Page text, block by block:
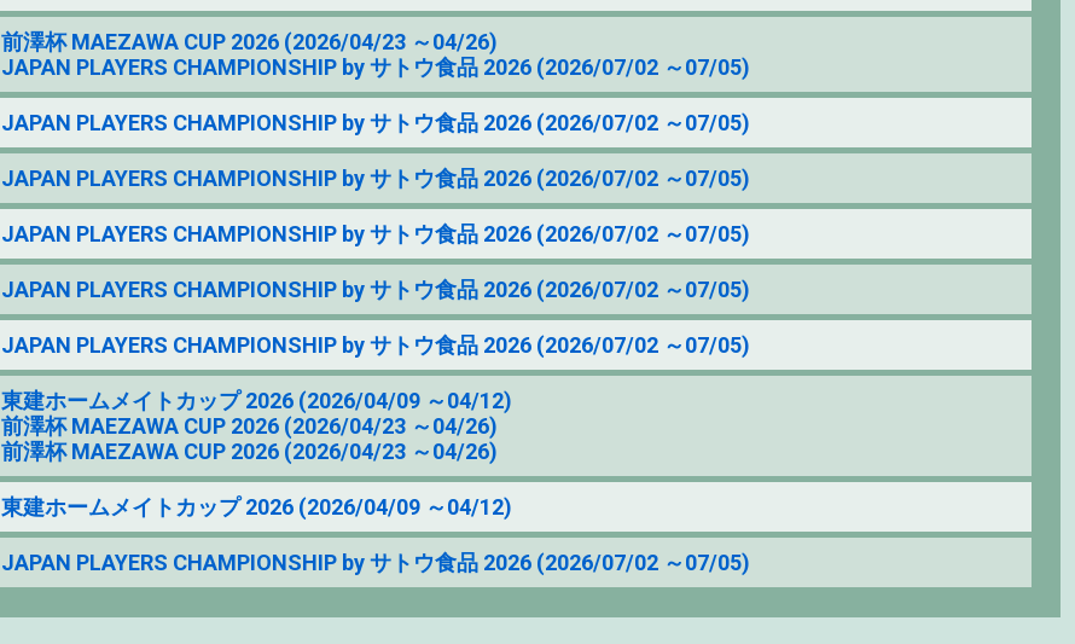
前澤杯 MAEZAWA CUP 2026 (2026/04/23 ～04/26)
JAPAN PLAYERS CHAMPIONSHIP by サトウ食品 2026 (2026/07/02 ～07/05)
JAPAN PLAYERS CHAMPIONSHIP by サトウ食品 2026 (2026/07/02 ～07/05)
JAPAN PLAYERS CHAMPIONSHIP by サトウ食品 2026 (2026/07/02 ～07/05)
JAPAN PLAYERS CHAMPIONSHIP by サトウ食品 2026 (2026/07/02 ～07/05)
JAPAN PLAYERS CHAMPIONSHIP by サトウ食品 2026 (2026/07/02 ～07/05)
JAPAN PLAYERS CHAMPIONSHIP by サトウ食品 2026 (2026/07/02 ～07/05)
東建ホームメイトカップ 2026 (2026/04/09 ～04/12)
前澤杯 MAEZAWA CUP 2026 (2026/04/23 ～04/26)
前澤杯 MAEZAWA CUP 2026 (2026/04/23 ～04/26)
東建ホームメイトカップ 2026 (2026/04/09 ～04/12)
JAPAN PLAYERS CHAMPIONSHIP by サトウ食品 2026 (2026/07/02 ～07/05)